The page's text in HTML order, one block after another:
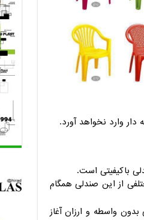
وارد نخواهد آورد.
باکیفیتی است.
از این صندلی همگام
واسطه و ارزان آغاز